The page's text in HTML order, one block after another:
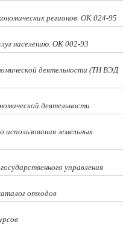
регионов. ОК 024-95
населению. ОК 002-93
деятельности (ТН ВЭД
деятельности
земельных
управления
отходов